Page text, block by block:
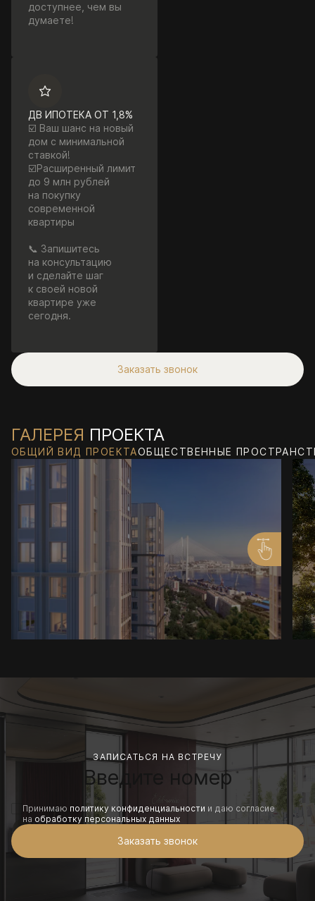
доступнее, чем вы
думаете!
ДВ ИПОТЕКА ОТ 1,8%
☑️ Ваш шанс на новый
дом с минимальной
ставкой!
☑️Расширенный лимит
до 9 млн рублей
на покупку
современной
квартиры
📞 Запишитесь
на консультацию
и сделайте шаг
к своей новой
квартире уже
сегодня.
Заказать звонок
ГАЛЕРЕЯ ПРОЕКТА
ОБЩИЙ ВИД ПРОЕКТАОБЩЕСТВЕННЫЕ
ЗАПИСАТЬСЯ НА ВСТРЕЧУ
Заказать звонок
Принимаю политику конфиденциальности и даю согласие
на обработку персональных данных